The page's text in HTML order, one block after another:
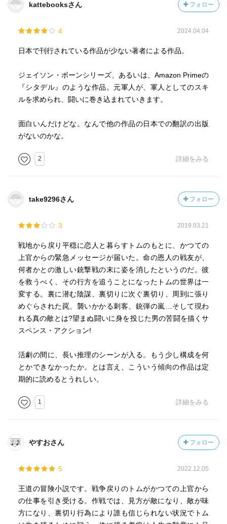
kattebooksさん フォロー
4 2024.04.04
日本で刊行されている作品が少ない著者による作品。
ジェイソン・ボーンシリーズ、あるいは、Amazon Primeの
『シタデル』のような作品。元軍人が、軍人としてのスキ
ルを求められ、闘いに巻き込まれていきます。
面白いんだけどな。なんで他の作品の日本での翻訳の出版
がないのかな。
2 詳細をみる
take9296さん フォロー
3 2019.03.21
戦地から戻り平穏に恋人と暮らすトムのもとに、かつての
上官からの緊急メッセージが届いた。命の恩人の戦友が、
何者かとの激しい銃撃戦の末に姿を消したというのだ。彼
を救うべく、その行方を追うことになったトムの世界は一
変する。裏に潜む陰謀、裏切りに次ぐ裏切り、周到に張り
めぐらされた罠、襲いかかる刺客、銃弾の嵐…そして現わ
れる真の敵とは?望まぬ闘いに身を投じた男の苦闘を描くサ
スペンス・アクション!
活劇の間に、長い推理のシーンが入る。もう少し構成を何
とかできなかったか。とは言え、こういう傾向の作品は定
期的に読めるとうれしい。
1 詳細をみる
やすおさん フォロー
5 2022.12.05
王道の冒険小説です。戦争戻りのトムがかつての上官から
の仕事を引き受ける。作戦では、見方が敵になり、敵が味
方になり、裏切り行為により誰も信じられない状況でトム